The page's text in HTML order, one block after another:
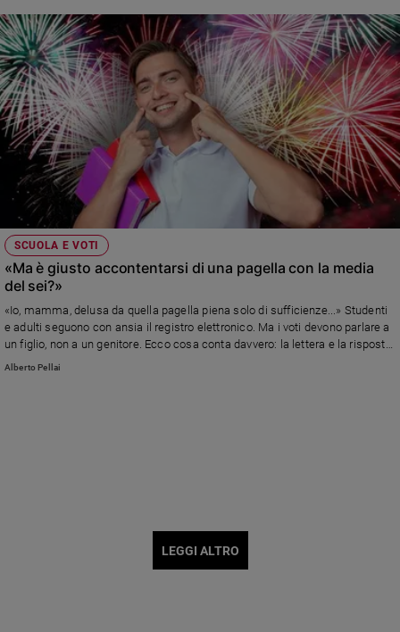
SCUOLA E VOTI
«Ma è giusto accontentarsi di una pagella con la media
del sei?»
«Io, mamma, delusa da quella pagella piena solo di sufficienze...» Studenti
e adulti seguono con ansia il registro elettronico. Ma i voti devono parlare a
un figlio, non a un genitore. Ecco cosa conta davvero: la lettera e la risposta
di Alberto Pellai
Alberto Pellai
LEGGI ALTRO